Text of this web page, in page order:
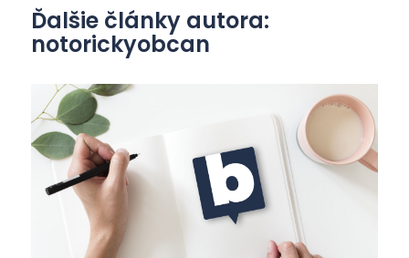
Ďalšie články autora:
notorickyobcan